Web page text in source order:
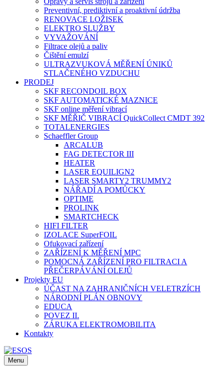
Preventivní, prediktivní a proaktivní údržba
RENOVACE LOŽISEK
ELEKTRO SLUŽBY
VYVAŽOVÁNÍ
Filtrace olejů a paliv
Čištění emulzí
ULTRAZVUKOVÁ MĚŘENÍ ÚNIKŮ
STLAČENÉHO VZDUCHU
PRODEJ
SKF RECONDOIL BOX
SKF AUTOMATICKÉ MAZNICE
SKF online měření vibrací
SKF MĚŘIČ VIBRACÍ QuickCollect CMDT 392
TOTALENERGIES
Schaeffler Group
ARCALUB
FAG DETECTOR III
HEATER
LASER EQUILIGN2
LASER SMARTY2 TRUMMY2
NÁŘADÍ A POMŮCKY
OPTIME
PROLINK
SMARTCHECK
HIFI FILTER
IZOLACE SuperFOIL
Ofukovací zařízení
ZAŘÍZENÍ K MĚŘENÍ MPC
POMOCNÁ ZAŘÍZENÍ PRO FILTRACI A
PŘEČERPÁVÁNÍ OLEJŮ
Projekty EU
ÚČAST NA ZAHRANIČNÍCH VELETRZÍCH
NÁRODNÍ PLÁN OBNOVY
EDUCA
POVEZ II.
ZÁRUKA ELEKTROMOBILITA
Kontakty
Menu